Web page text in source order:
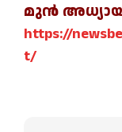
മുന്‍
https://
t/